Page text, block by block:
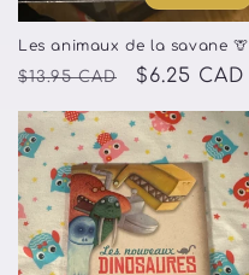
Les animaux de la savane 🦒
Prix
$13.95 CAD
Prix
$6.25 CAD